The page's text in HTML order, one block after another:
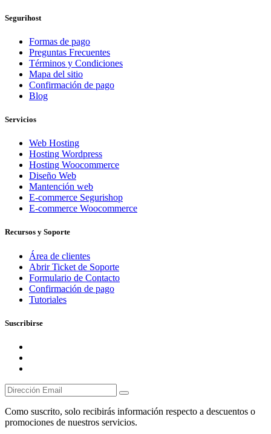
Segurihost
Formas de pago
Preguntas Frecuentes
Términos y Condiciones
Mapa del sitio
Confirmación de pago
Blog
Servicios
Web Hosting
Hosting Wordpress
Hosting Woocommerce
Diseño Web
Mantención web
E-commerce Segurishop
E-commerce Woocommerce
Recursos y Soporte
Área de clientes
Abrir Ticket de Soporte
Formulario de Contacto
Confirmación de pago
Tutoriales
Suscribirse
Como suscrito, solo recibirás información respecto a descuentos o
promociones de nuestros servicios.